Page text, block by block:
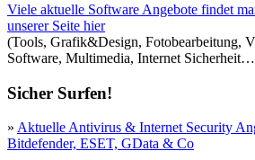
Viele aktuelle Software Angebote findet
unserer Seite hier
(Tools, Grafik&Design, Fotobearbeitung,
Software, Multimedia, Internet
Sicher Surfen!
» Aktuelle Antivirus & Internet Security
Bitdefender, ESET, GData & Co